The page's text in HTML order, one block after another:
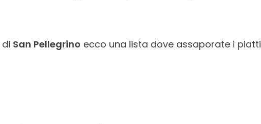
San Pellegrino ecco una lista dove assaporate i piatti